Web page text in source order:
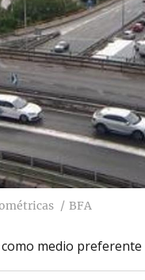
BFA
medio preferente